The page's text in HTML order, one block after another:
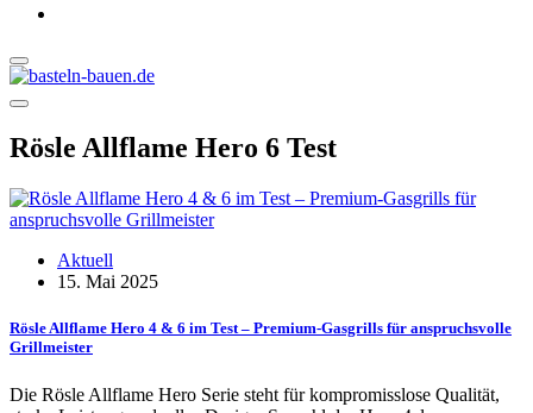
Rösle Allflame Hero 6 Test
Aktuell
15. Mai 2025
Rösle Allflame Hero 4 & 6 im Test – Premium-Gasgrills für anspruchsvolle
Grillmeister
Die Rösle Allflame Hero Serie steht für kompromisslose Qualität,